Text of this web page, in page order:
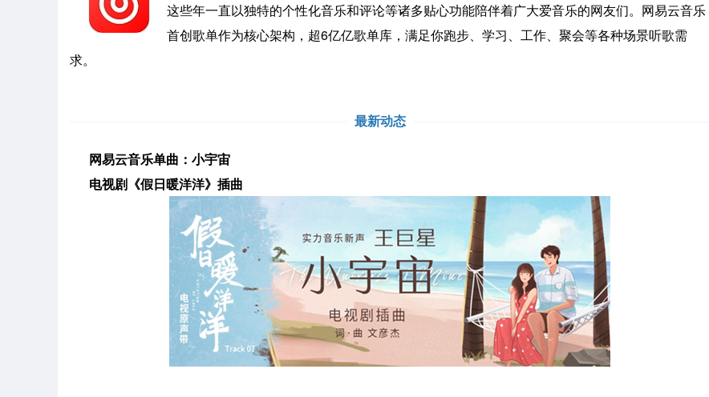
这些年一直以独特的个性化音乐和评论等诸多贴心功能陪伴着广大爱音乐的网友们。网易云音乐
首创歌单作为核心架构，超6亿亿歌单库，满足你跑步、学习、工作、聚会等各种场景听歌需
求。
最新动态
网易云音乐单曲：小宇宙
电视剧《假日暖洋洋》插曲